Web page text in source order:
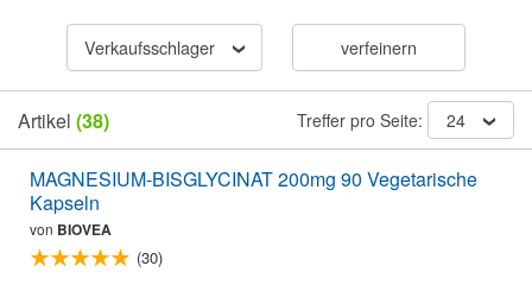
Verkaufsschlager verfeinern
Artikel (38) Treffer pro Seite: 24
MAGNESIUM-BISGLYCINAT 200mg 90 Vegetarische
Kapseln
von BIOVEA
(30)